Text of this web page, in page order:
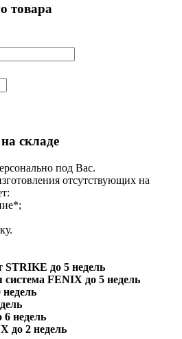
товара
складе
под Вас.
отсутствующих на
до 5 недель
FENIX до 5 недель
недель
2 недель